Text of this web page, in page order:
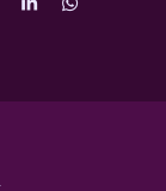
S
D